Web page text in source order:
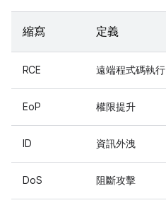
縮寫 定義
RCE 遠端程式碼執行
EoP 權限提升
ID 資訊外洩
DoS 阻斷攻擊